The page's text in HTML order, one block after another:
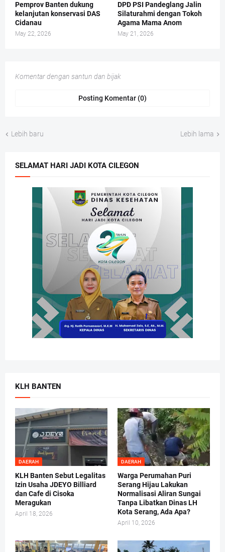
Pemprov Banten dukung
kelanjutan konservasi DAS
Cidanau
May 22, 2026
DPD PSI Pandeglang Jalin
Silaturahmi dengan Tokoh
Agama Mama Anom
May 21, 2026
Komentar dengan santun dan bijak
Posting Komentar (0)
Lebih baru Lebih lama
SELAMAT HARI JADI KOTA CILEGON
KLH BANTEN
DAERAH
KLH Banten Sebut Legalitas
Izin Usaha JDEYO Billiard
dan Cafe di Cisoka
Meragukan
April 18, 2026
DAERAH
Warga Perumahan Puri
Serang Hijau Lakukan
Normalisasi Aliran Sungai
Tanpa Libatkan Dinas LH
Kota Serang, Ada Apa?
April 10, 2026